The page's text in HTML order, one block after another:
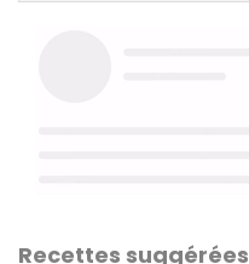
Recettes suggérées